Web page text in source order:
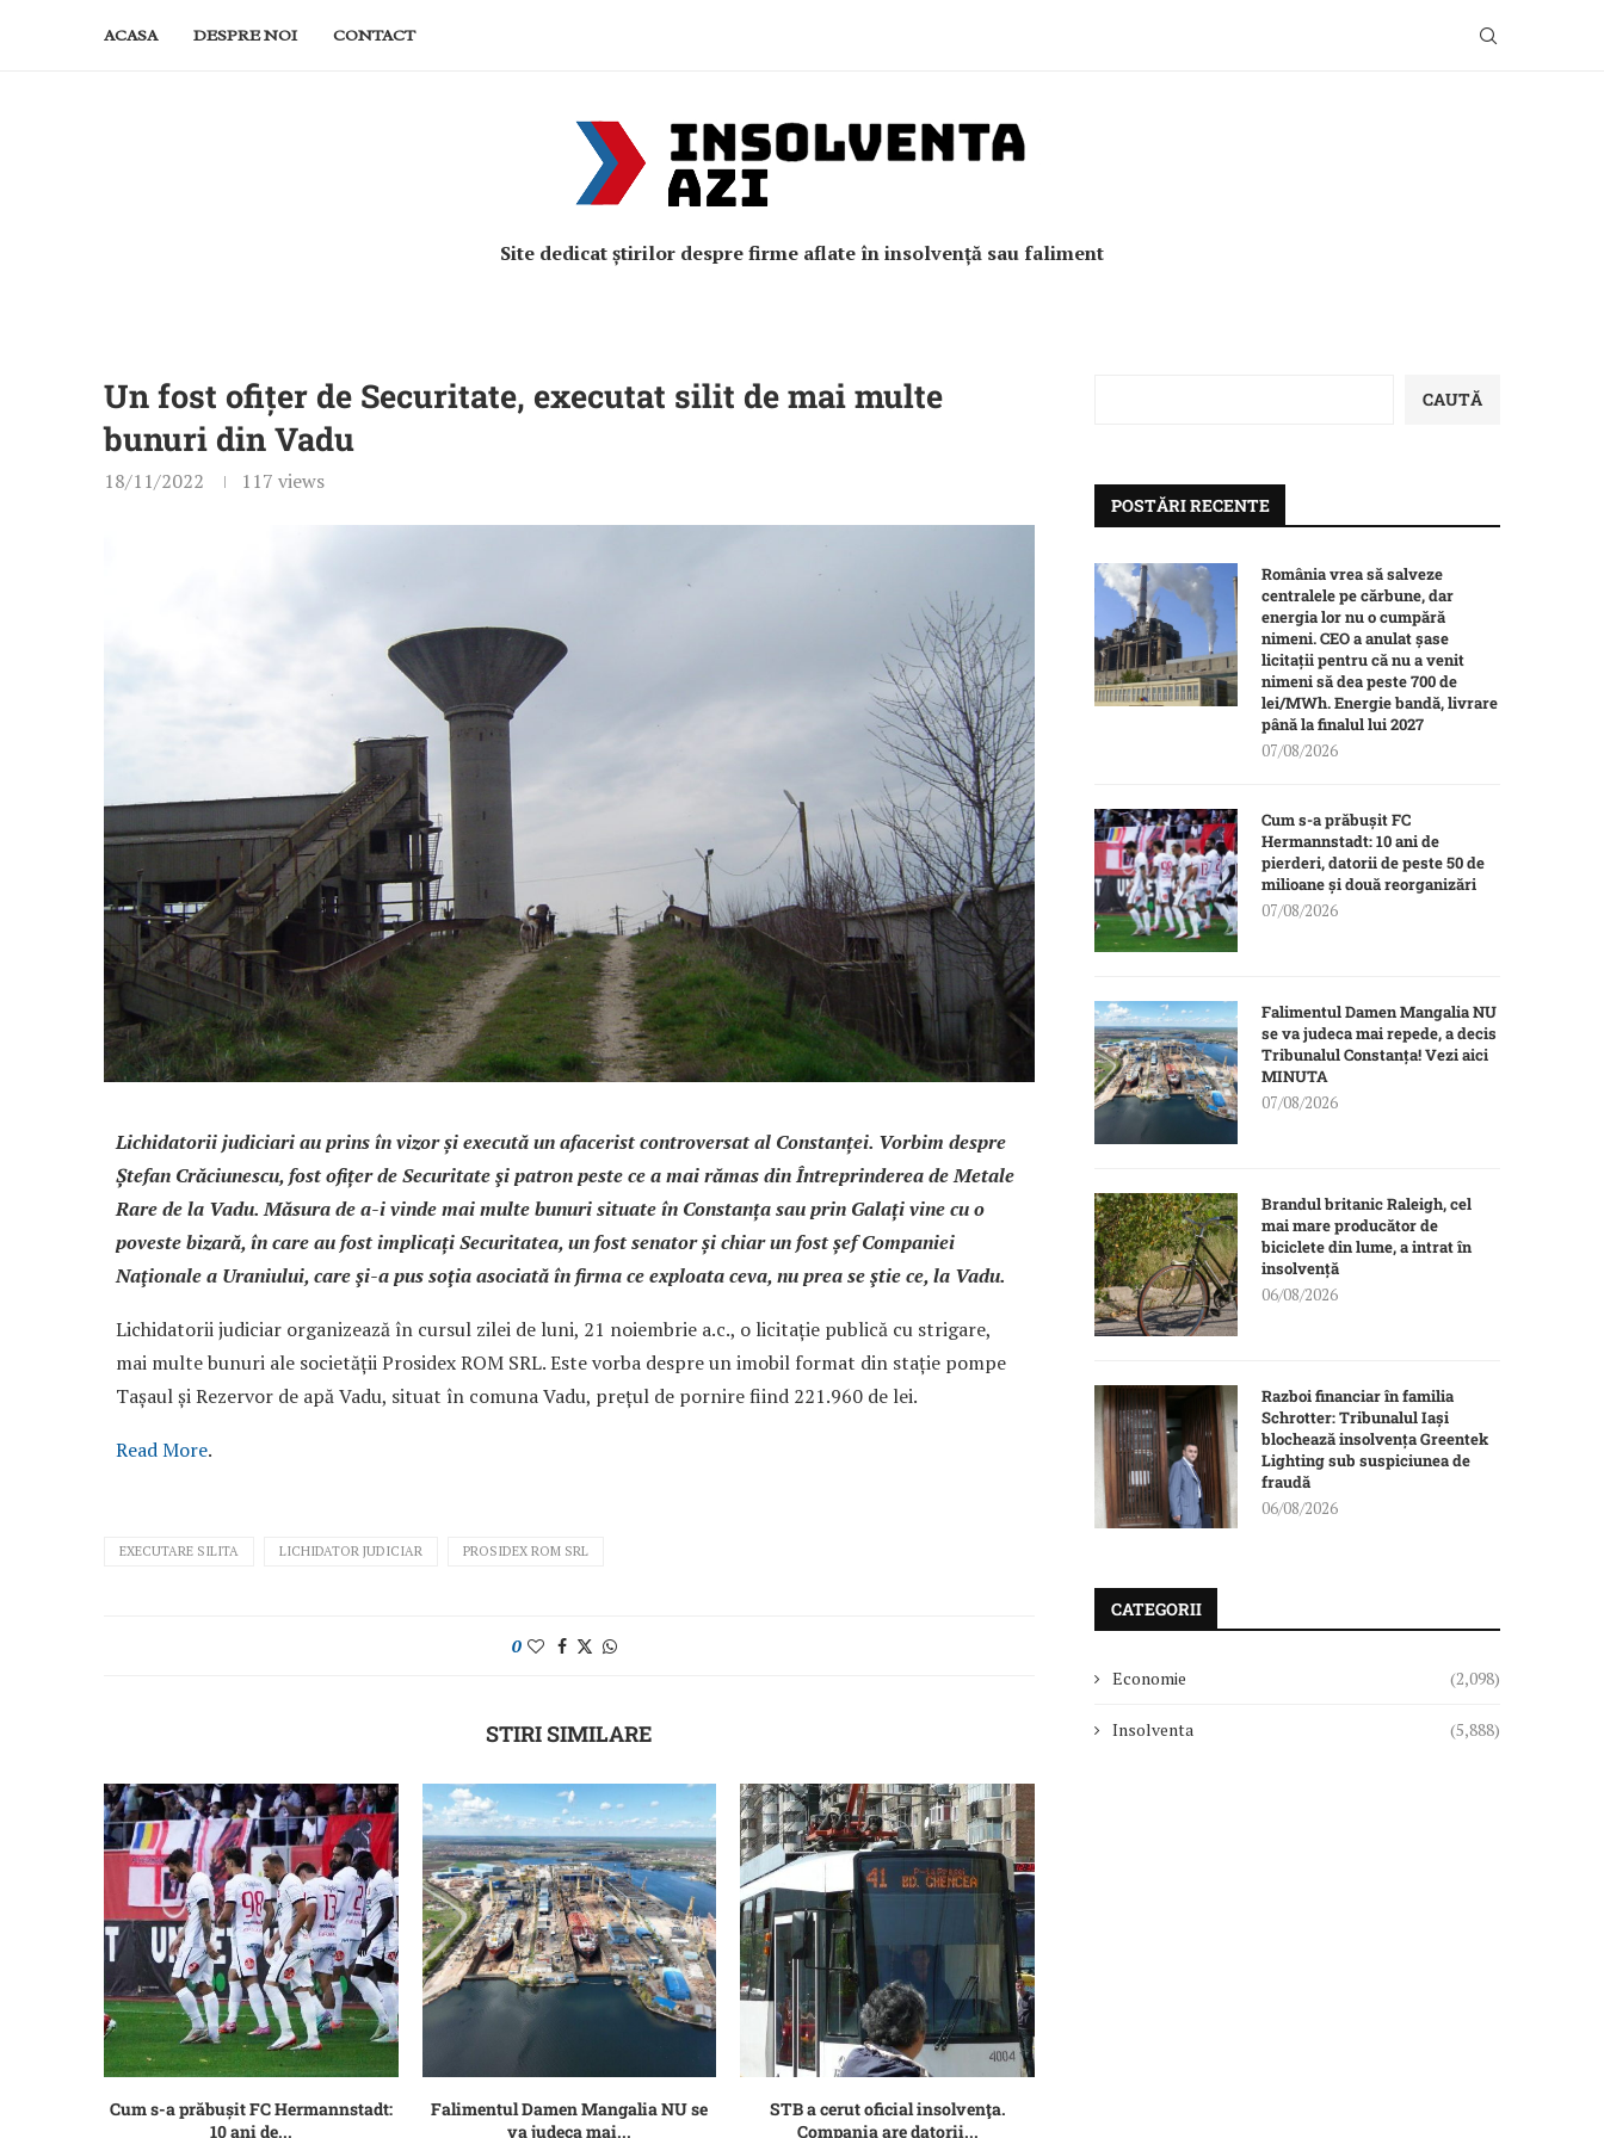
ACASA DESPRE NOI CONTACT
Site dedicat știrilor despre firme aflate în insolvență sau faliment
Un fost ofițer de Securitate, executat silit de mai multe
bunuri din Vadu
18/11/2022 117 views
Lichidatorii judiciari au prins în vizor și execută un afacerist controversat al Constanței. Vorbim despre
Ștefan Crăciunescu, fost ofițer de Securitate şi patron peste ce a mai rămas din Întreprinderea de Metale
Rare de la Vadu. Măsura de a-i vinde mai multe bunuri situate în Constanța sau prin Galați vine cu o
poveste bizară, în care au fost implicați Securitatea, un fost senator și chiar un fost șef Companiei
Naţionale a Uraniului, care şi-a pus soţia asociată în firma ce exploata ceva, nu prea se ştie ce, la Vadu.
Lichidatorii judiciar organizează în cursul zilei de luni, 21 noiembrie a.c., o licitație publică cu strigare,
mai multe bunuri ale societății Prosidex ROM SRL. Este vorba despre un imobil format din stație pompe
Tașaul și Rezervor de apă Vadu, situat în comuna Vadu, prețul de pornire fiind 221.960 de lei.
Read More.
EXECUTARE SILITA LICHIDATOR JUDICIAR PROSIDEX ROM SRL
0
STIRI SIMILARE
Cum s-a prăbușit FC Hermannstadt:
10 ani de...
Falimentul Damen Mangalia NU se
va judeca mai...
STB a cerut oficial insolvenţa.
Compania are datorii...
CAUTĂ
POSTĂRI RECENTE
România vrea să salveze
centralele pe cărbune, dar
energia lor nu o cumpără
nimeni. CEO a anulat șase
licitații pentru că nu a venit
nimeni să dea peste 700 de
lei/MWh. Energie bandă, livrare
până la finalul lui 2027
07/08/2026
Cum s-a prăbușit FC
Hermannstadt: 10 ani de
pierderi, datorii de peste 50 de
milioane și două reorganizări
07/08/2026
Falimentul Damen Mangalia NU
se va judeca mai repede, a decis
Tribunalul Constanța! Vezi aici
MINUTA
07/08/2026
Brandul britanic Raleigh, cel
mai mare producător de
biciclete din lume, a intrat în
insolvență
06/08/2026
Razboi financiar în familia
Schrotter: Tribunalul Iași
blochează insolvența Greentek
Lighting sub suspiciunea de
fraudă
06/08/2026
CATEGORII
Economie (2,098)
Insolventa (5,888)